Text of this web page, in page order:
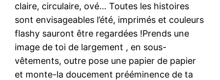
claire, circulaire, ové… Toutes les histoires
sont envisageables l’été, imprimés et couleurs
flashy sauront être regardées !Prends une
image de toi de largement , en sous-
vêtements, outre pose une papier de papier
et monte-la doucement prééminence de ta